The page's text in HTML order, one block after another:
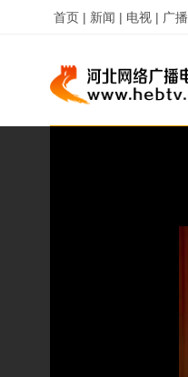
首页 | 新闻 | 电视 | 广